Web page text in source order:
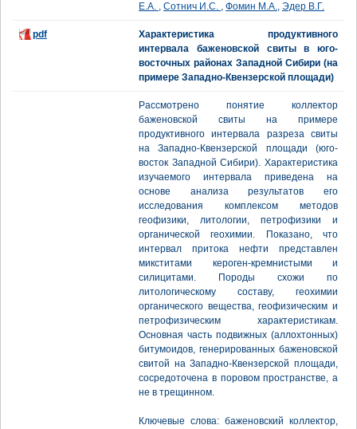
Е.А. , Сотнич И.С. , Фомин М.А., Эдер В.Г.
pdf
Характеристика продуктивного
интервала баженовской свиты в юго-
восточных районах Западной Сибири (на
примере Западно-Квензерской площади)
Рассмотрено понятие коллектор
баженовской свиты на примере
продуктивного интервала разреза свиты
на Западно-Квензерской площади (юго-
восток Западной Сибири). Характеристика
изучаемого интервала приведена на
основе анализа результатов его
исследования комплексом методов
геофизики, литологии, петрофизики и
органической геохимии. Показано, что
интервал притока нефти представлен
микститами кероген-кремнистыми и
силицитами. Породы схожи по
литологическому составу, геохимии
органического вещества, геофизическим и
петрофизическим характеристикам.
Основная часть подвижных (аллохтонных)
битумоидов, генерированных баженовской
свитой на Западно-Квензерской площади,
сосредоточена в поровом пространстве, а
не в трещинном.
Ключевые слова: баженовский коллектор,